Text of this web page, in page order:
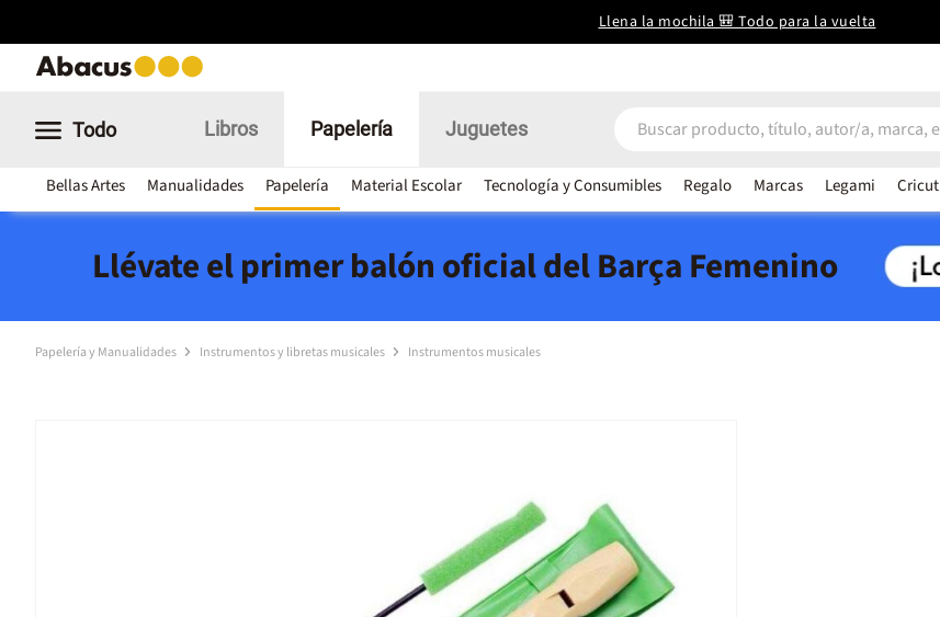
Llena la mochila 🎒 Todo para la vuelta
Todo Libros Papelería
Bellas Artes Manualidades Papelería Material Escolar Tecnología y Consumibles Regalo Marcas Legami Cricut
Juguetes
Llévate el primer balón oficial del Barça Femenino
Papelería y Manualidades Instrumentos y libretas musicales Instrumentos musicales